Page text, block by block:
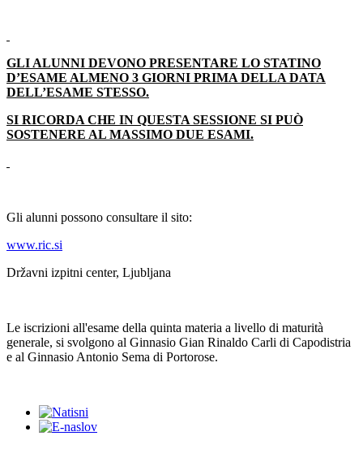
GLI ALUNNI DEVONO PRESENTARE LO STATINO
D’ESAME ALMENO 3 GIORNI PRIMA DELLA DATA
DELL’ESAME STESSO.
SI RICORDA CHE IN QUESTA SESSIONE SI PUÒ
SOSTENERE AL MASSIMO DUE ESAMI.
Gli alunni possono consultare il sito:
www.ric.si
Državni izpitni center, Ljubljana
Le iscrizioni all'esame della quinta materia a livello di maturità
generale, si svolgono al Ginnasio Gian Rinaldo Carli di Capodistria
e al Ginnasio Antonio Sema di Portorose.